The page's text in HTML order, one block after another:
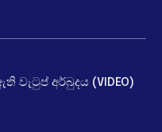
අර්බුදය (VIDEO)